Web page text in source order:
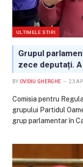
ULTIMELE STIRI
Grupul
zece deputați.
BY OVIDIU GHERGHE 23
Comisia pentru
grupului Partidul
grup parlamentar în